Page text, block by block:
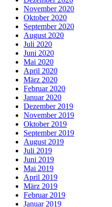
November 2020
Oktober 2020
September 2020
August 2020
Juli 2020
Juni 2020
Mai 2020
April 2020
März 2020
Februar 2020
Januar 2020
Dezember 2019
November 2019
Oktober 2019
September 2019
August 2019
Juli 2019
Juni 2019
Mai 2019
April 2019
März 2019
Februar 2019
Januar 2019